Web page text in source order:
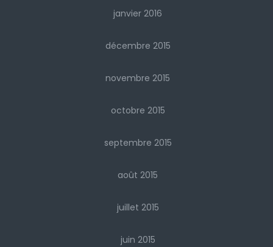
janvier 2016
décembre 2015
novembre 2015
octobre 2015
septembre 2015
août 2015
juillet 2015
juin 2015